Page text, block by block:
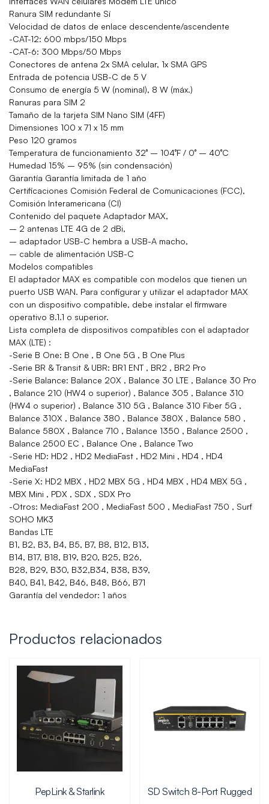
Ranura SIM redundante Sí
Velocidad de datos de enlace descendente/ascendente
-CAT-12: 600 mbps/150 Mbps
-CAT-6: 300 Mbps/50 Mbps
Conectores de antena 2x SMA celular, 1x SMA GPS
Entrada de potencia USB-C de 5 V
Consumo de energía 5 W (nominal), 8 W (máx.)
Ranuras para SIM 2
Tamaño de la tarjeta SIM Nano SIM (4FF)
Dimensiones 100 x 71 x 15 mm
Peso 120 gramos
Temperatura de funcionamiento 32° – 104°F / 0° – 40°C
Humedad 15% – 95% (sin condensación)
Garantía Garantía limitada de 1 año
Certificaciones Comisión Federal de Comunicaciones (FCC),
Comisión Interamericana (CI)
Contenido del paquete Adaptador MAX,
– 2 antenas LTE 4G de 2 dBi,
– adaptador USB-C hembra a USB-A macho,
– cable de alimentación USB-C
Modelos compatibles
El adaptador MAX es compatible con modelos que tienen un
puerto USB WAN. Para configurar y utilizar el adaptador MAX
con un dispositivo compatible, debe instalar el firmware
operativo 8.1.1 o superior.
Lista completa de dispositivos compatibles con el adaptador
MAX (LTE) :
-Serie B One: B One , B One 5G , B One Plus
-Serie BR & Transit & UBR: BR1 ENT , BR2 , BR2 Pro
-Serie Balance: Balance 20X , Balance 30 LTE , Balance 30 Pro
, Balance 210 (HW4 o superior) , Balance 305 , Balance 310
(HW4 o superior) , Balance 310 5G , Balance 310 Fiber 5G ,
Balance 310X , Balance 380 , Balance 380X , Balance 580 ,
Balance 580X , Balance 710 , Balance 1350 , Balance 2500 ,
Balance 2500 EC , Balance One , Balance Two
-Serie HD: HD2 , HD2 MediaFast , HD2 Mini , HD4 , HD4
MediaFast
-Serie X: HD2 MBX , HD2 MBX 5G , HD4 MBX , HD4 MBX 5G ,
MBX Mini , PDX , SDX , SDX Pro
-Otros: MediaFast 200 , MediaFast 500 , MediaFast 750 , Surf
SOHO MK3
Bandas LTE
B1, B2, B3, B4, B5, B7, B8, B12, B13,
B14, B17, B18, B19, B20, B25, B26,
B28, B29, B30, B32,B34, B38, B39,
B40, B41, B42, B46, B48, B66, B71
Garantía del vendedor: 1 años
Productos relacionados
PepLink & Starlink SD Switch 8-Port Rugged